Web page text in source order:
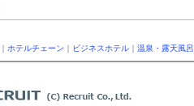
｜ ホテルチェーン ｜ ビジネスホテル ｜ 温泉・露天風呂